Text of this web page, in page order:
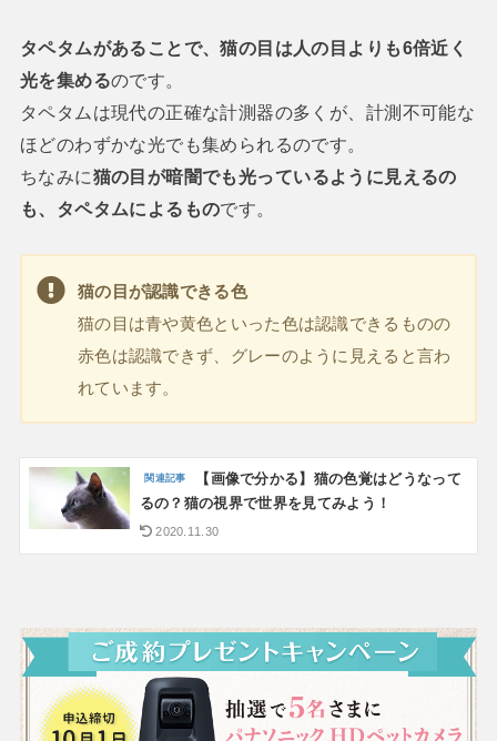
タペタムがあることで、猫の目は人の目よりも6倍近く
光を集めるのです。
タペタムは現代の正確な計測器の多くが、計測不可能な
ほどのわずかな光でも集められるのです。
ちなみに猫の目が暗闇でも光っているように見えるの
も、タペタムによるものです。
猫の目が認識できる色
猫の目は青や黄色といった色は認識できるものの
赤色は認識できず、グレーのように見えると言わ
れています。
【画像で分かる】猫の色覚はどうなって
るの？猫の視界で世界を見てみよう！
2020.11.30